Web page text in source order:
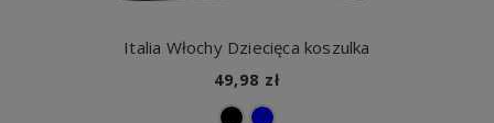
Italia Włochy Dziecięca koszulka
49,98 zł